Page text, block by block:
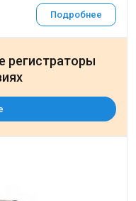
Подробнее
регистраторы